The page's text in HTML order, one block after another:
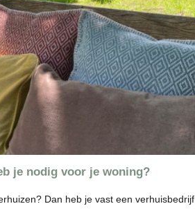
je nodig voor je woning?
Dan heb je vast een verhuisbedrijf